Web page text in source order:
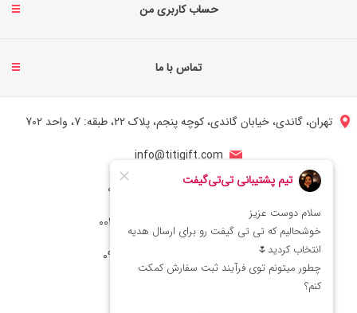
حساب کاربری من
تماس با ما
تهران، گاندی، خیابان گاندی، کوچه پنجم، پلاک 22، طبقه: 7، واحد 702
info@titigift.com
شماره تماس ایران: 02166066403
شماره تماس آمریکا: 0014088054942